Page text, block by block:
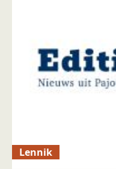
Lennik